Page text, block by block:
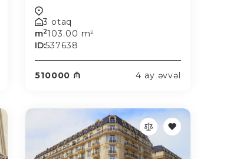
3 otaq
m2103.00 m²
ID:537638
510000 ₼ 4 ay əvvəl